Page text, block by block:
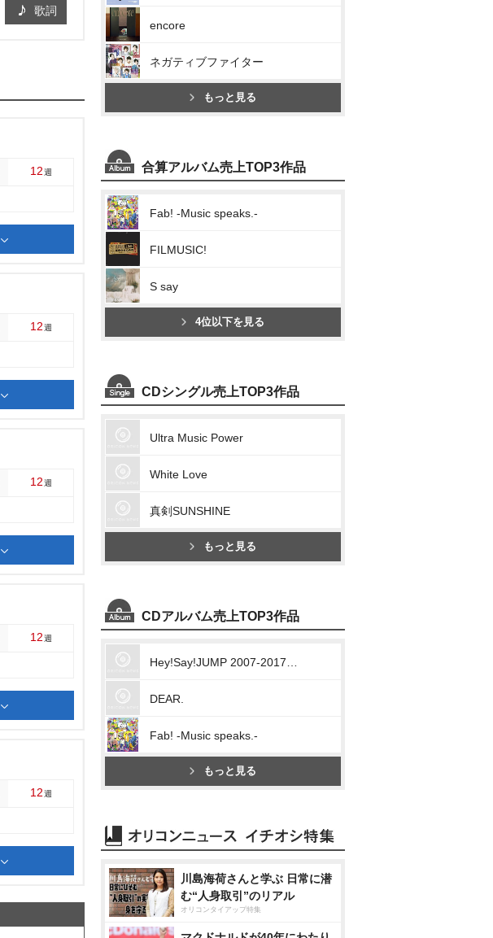
歌詞
12週
12週
12週
12週
12週
encore
ネガティブファイター
もっと見る
合算アルバム売上TOP3作品
Fab! -Music speaks.-
FILMUSIC!
S say
4位以下を見る
CDシングル売上TOP3作品
Ultra Music Power
White Love
真剣SUNSHINE
もっと見る
CDアルバム売上TOP3作品
DEAR.
Fab! -Music speaks.-
もっと見る
川島海荷さんと学ぶ 日常に潜
む“人身取引”のリアル
オリコンタイアップ特集